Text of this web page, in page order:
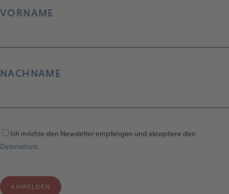
VORNAME
NACHNAME
Ich möchte den Newsletter empfangen und akzeptiere den
Datenschutz.